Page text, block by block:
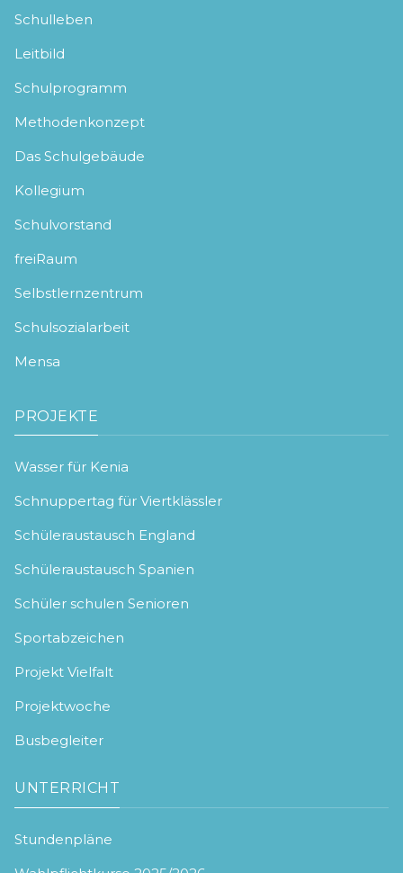
Schulleben
Leitbild
Schulprogramm
Methodenkonzept
Das Schulgebäude
Kollegium
Schulvorstand
freiRaum
Selbstlernzentrum
Schulsozialarbeit
Mensa
PROJEKTE
Wasser für Kenia
Schnuppertag für Viertklässler
Schüleraustausch England
Schüleraustausch Spanien
Schüler schulen Senioren
Sportabzeichen
Projekt Vielfalt
Projektwoche
Busbegleiter
UNTERRICHT
Stundenpläne